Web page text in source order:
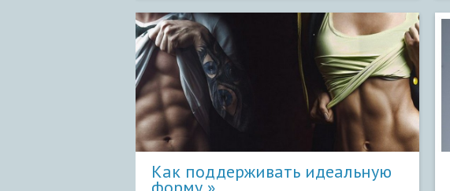
Как поддерживать идеальную